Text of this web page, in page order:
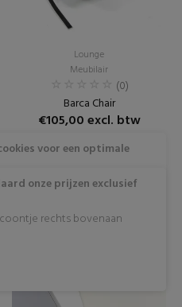
Lounge
Meubilair
(0)
Barca Chair
€105,00 excl. btw
RESERVEER
voor een optimale
verder gebruik te maken
met het gebruik van deze
deze cookies? Klik dan
onze prijzen exclusief
rechts bovenaan